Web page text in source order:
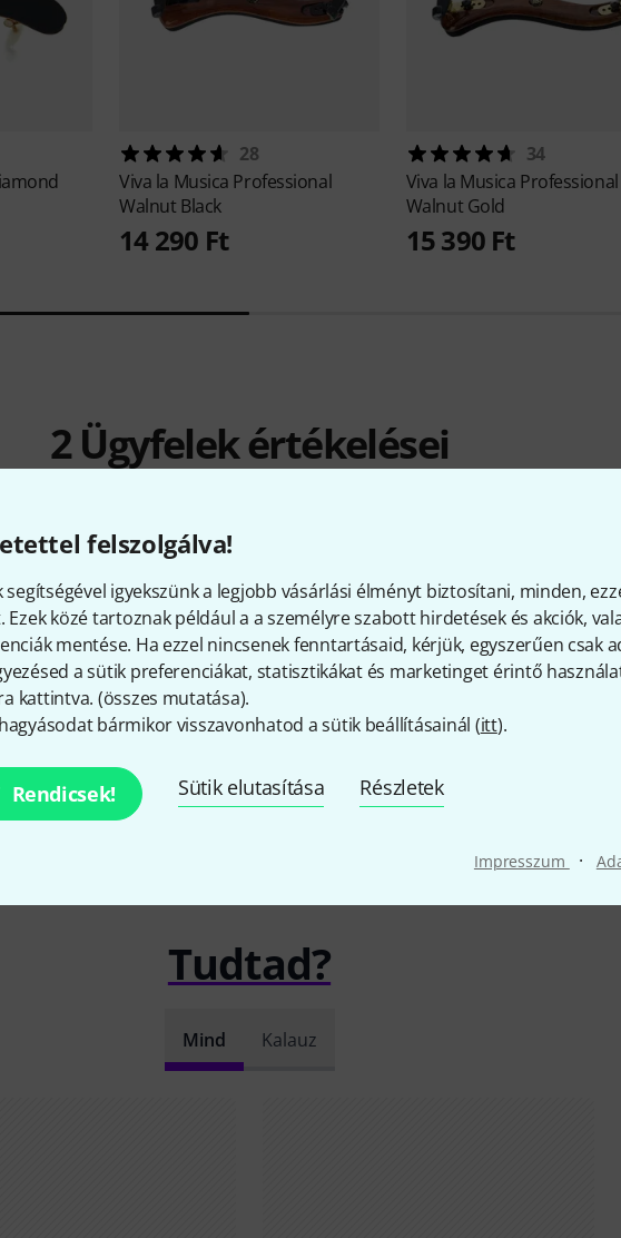
felszolgálva!
segítségével igyekszünk a legjobb vásárlási élményt biztosítani, minden,
Ezek közé tartoznak például a a személyre szabott hirdetések és akciók,
mentése. Ha ezzel nincsenek fenntartásaid, kérjük, egyszerűen csak
a sütik preferenciákat, statisztikákat és marketinget érintő
kattintva. (összes mutatása).
bármikor visszavonhatod a sütik beállításainál (itt).
Rendicsek! Sütik elutasítása Részletek
Impresszum ·
28
Viva la Musica Professional
Walnut Black
14 290 Ft
34
Viva la Musica Professional
Walnut Gold
15 390 Ft
2Ügyfelek értékelései
/ 5
Tudtad?
Mind Kalauz